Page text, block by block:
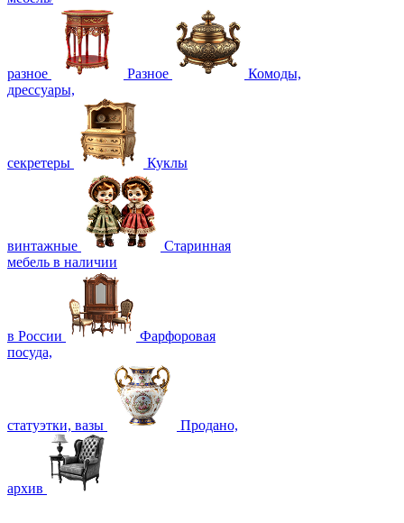
разное Разное
Комоды,
дрессуары,
секретеры Куклы
винтажные
Старинная
мебель в наличии
в России
Фарфоровая
посуда,
статуэтки, вазы Продано,
архив